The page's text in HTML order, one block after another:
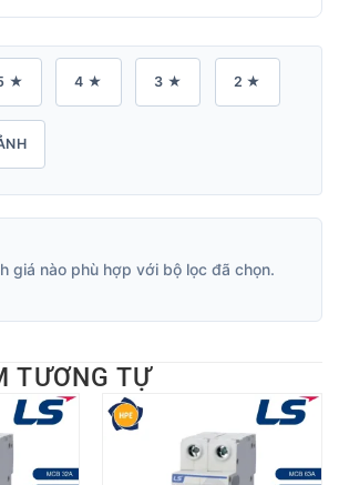
★ 4 ★ 3 ★ 2 ★
giá nào phù hợp với bộ lọc đã chọn.
TƯƠNG TỰ